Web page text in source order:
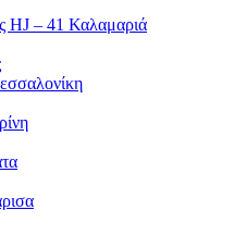
HJ – 41 Καλαμαριά